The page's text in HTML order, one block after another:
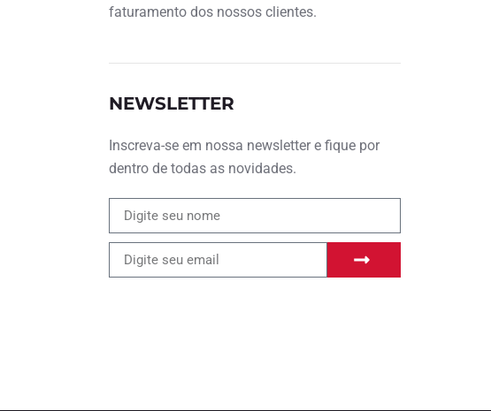
faturamento dos nossos clientes.
NEWSLETTER
Inscreva-se em nossa newsletter e fique por
dentro de todas as novidades.